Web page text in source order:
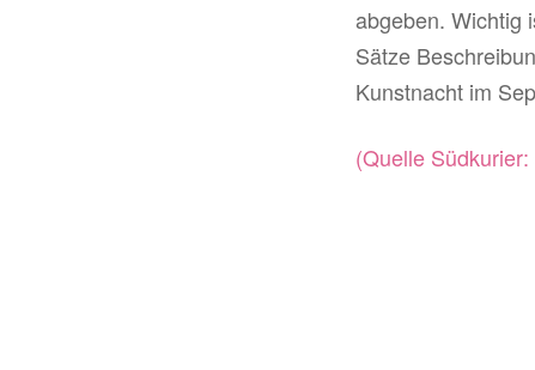
abgeben. Wichtig
Sätze
Kunstnacht im
(Quelle